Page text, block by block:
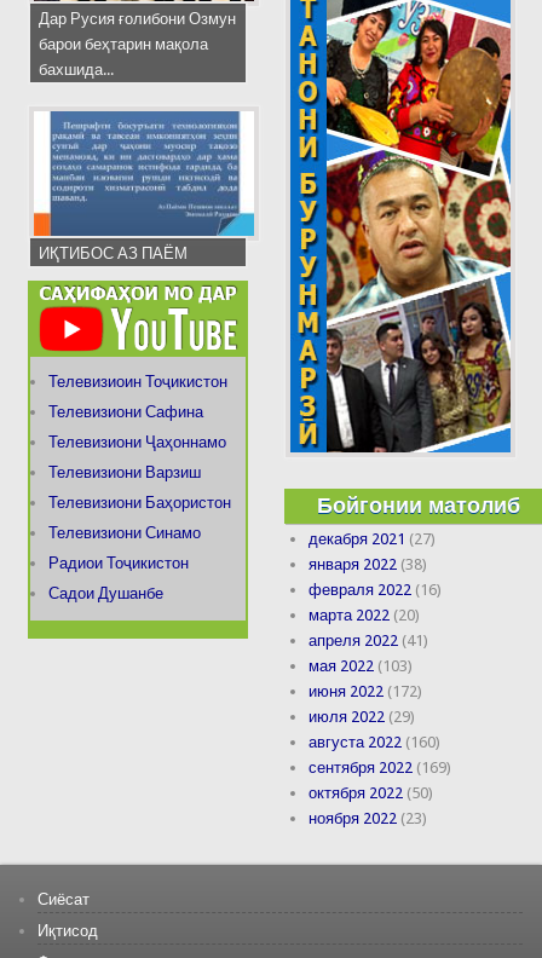
Дар Русия ғолибони Озмун
барои беҳтарин мақола
бахшида...
ИҚТИБОС АЗ ПАЁМ
Телевизиоин Тоҷикистон
Телевизиони Сафина
Телевизиони Ҷаҳоннамо
Телевизиони Варзиш
Телевизиони Баҳористон
Телевизиони Синамо
Радиои Тоҷикистон
Садои Душанбе
Бойгонии матолиб
декабря 2021 (27)
января 2022 (38)
февраля 2022 (16)
марта 2022 (20)
апреля 2022 (41)
мая 2022 (103)
июня 2022 (172)
июля 2022 (29)
августа 2022 (160)
сентября 2022 (169)
октября 2022 (50)
ноября 2022 (23)
Сиёсат
Иқтисод